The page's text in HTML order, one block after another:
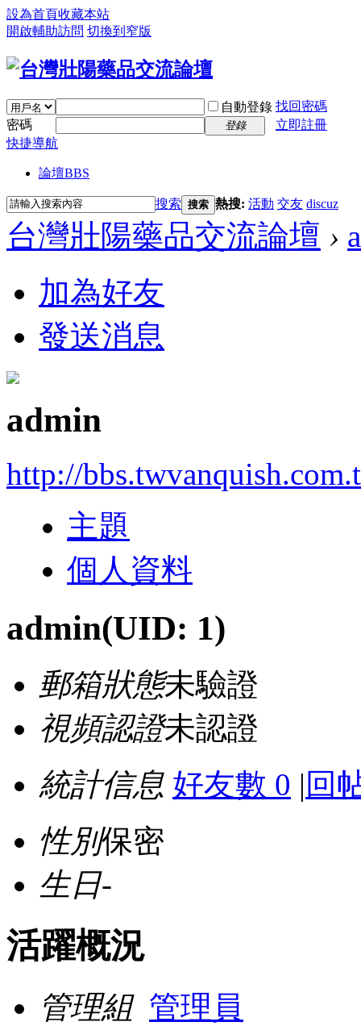
設為首頁收藏本站
開啟輔助訪問 切換到窄版
自動登錄 找回密碼
密碼
登錄
立即註冊
快捷導航
論壇BBS
搜索 搜索 熱搜: 活動 交友 discuz
台灣壯陽藥品交流論壇 ›
加為好友
發送消息
admin
http://
主題
個人資料
admin(UID: 1)
郵箱狀態未驗證
視頻認證未認證
統計信息 好友數 0 | 回
性別保密
生日-
活躍概況
管理組 管理員